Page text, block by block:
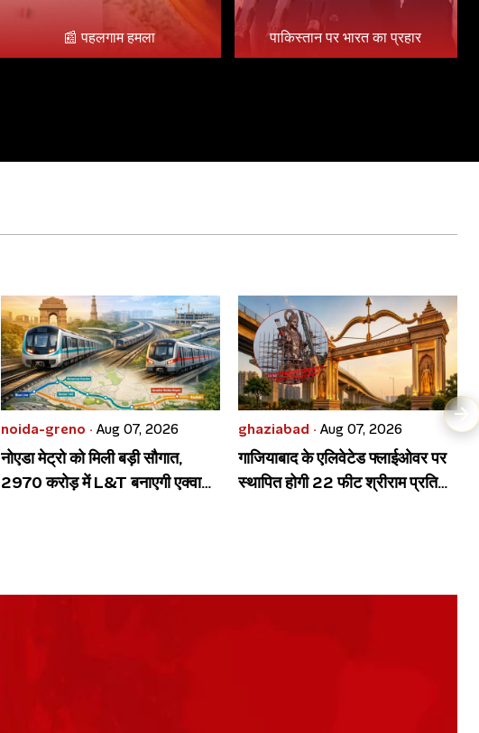
📰 पहलगाम हमला पाकिस्तान पर भारत का प्रहार
noida-greno · Aug 07, 2026
नोएडा मेट्रो को मिली बड़ी सौगात,
2970 करोड़ में L&T बनाएगी एक्वा
ghaziabad · Aug 07, 2026
गाजियाबाद के एलिवेटेड फ्लाईओवर पर
स्थापित होगी 22 फीट श्रीराम प्रतिमा,